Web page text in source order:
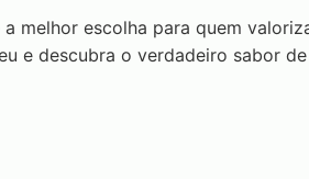
melhor escolha para quem
e descubra o verdadeiro sabor de